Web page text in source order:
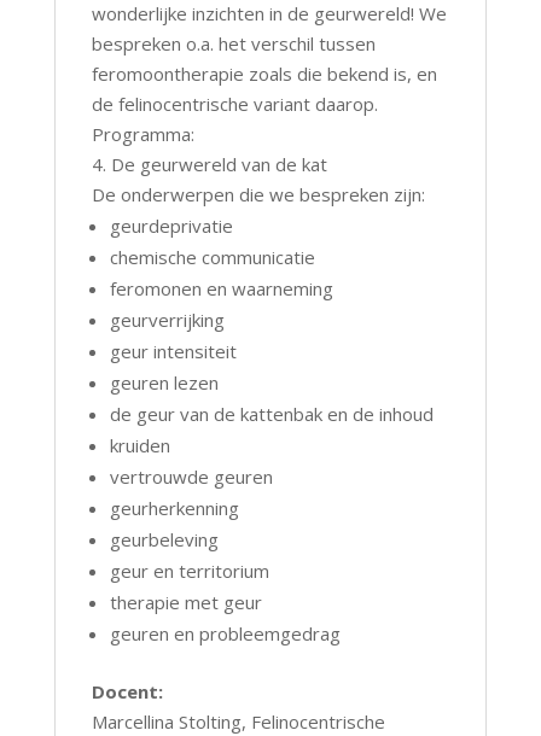
wonderlijke inzichten in de geurwereld! We
bespreken o.a. het verschil tussen
feromoontherapie zoals die bekend is, en
de felinocentrische variant daarop.
Programma:
4. De geurwereld van de kat
De onderwerpen die we bespreken zijn:
geurdeprivatie
chemische communicatie
feromonen en waarneming
geurverrijking
geur intensiteit
geuren lezen
de geur van de kattenbak en de inhoud
kruiden
vertrouwde geuren
geurherkenning
geurbeleving
geur en territorium
therapie met geur
geuren en probleemgedrag
Docent:
Marcellina Stolting, Felinocentrische